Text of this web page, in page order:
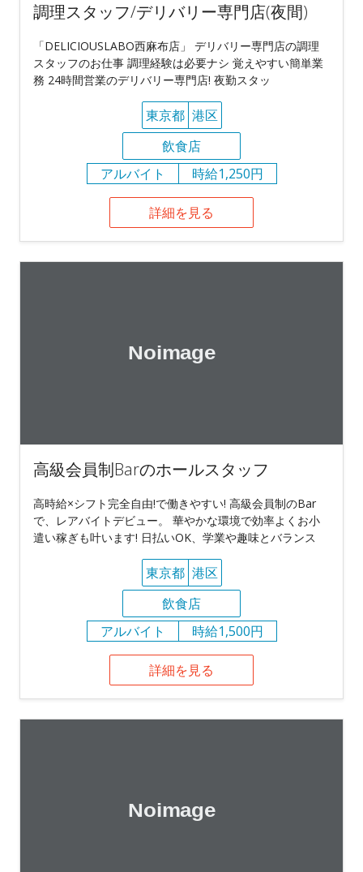
調理スタッフ/デリバリー専門店(夜間)
「DELICIOUSLABO西麻布店」 デリバリー専門店の調理
スタッフのお仕事 調理経験は必要ナシ 覚えやすい簡単業
務 24時間営業のデリバリー専門店! 夜勤スタッ
東京都 港区
飲食店
アルバイト
時給1,250円
詳細を見る
高級会員制Barのホールスタッフ
高時給×シフト完全自由!で働きやすい! 高級会員制のBar
で、レアバイトデビュー。 華やかな環境で効率よくお小
遣い稼ぎも叶います! 日払いOK、学業や趣味とバランス
東京都 港区
飲食店
アルバイト
時給1,500円
詳細を見る